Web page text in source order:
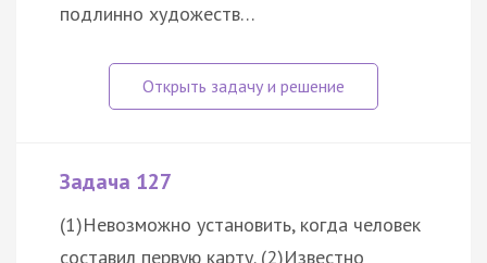
подлинно художеств…
Задача 127
(1)Невозможно установить, когда человек
составил первую карту. (2)Известно